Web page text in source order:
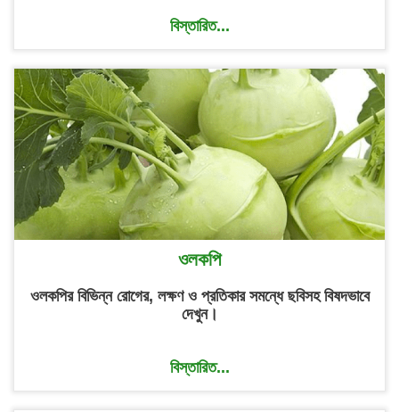
বিস্তারিত...
ওলকপি
ওলকপির বিভিন্ন রোগের, লক্ষণ ও প্রতিকার সমন্ধে ছবিসহ বিষদভাবে
দেখুন।
বিস্তারিত...